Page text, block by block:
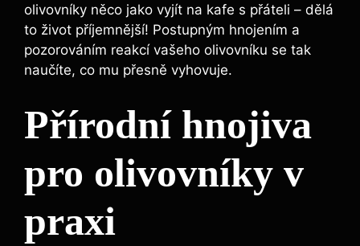
olivovníky něco ​jako vyjít na kafe ‌s přáteli – dělá
to život příjemnější!⁣ Postupným hnojením ⁢a
pozorováním reakcí vašeho ⁤olivovníku se tak ​
naučíte, co mu přesně​ vyhovuje.
Přírodní hnojiva
pro olivovníky v
praxi